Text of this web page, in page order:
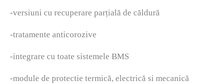
-versiuni cu recuperare parțială de căldură
-tratamente anticorozive
-integrare cu toate sistemele BMS
-module de protectie termică, electrică si mecanică